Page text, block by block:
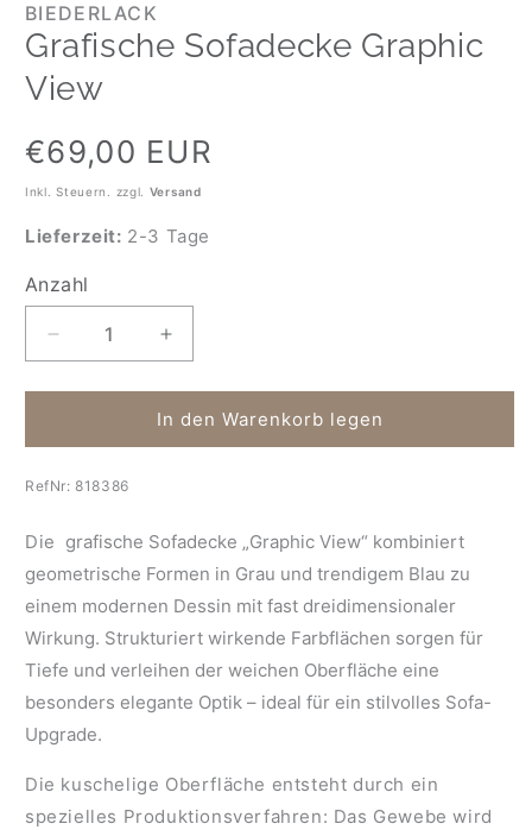
BIEDERLACK
Grafische Sofadecke Graphic
View
Normaler
Preis
€69,00 EUR
Inkl. Steuern. zzgl. Versand
Lieferzeit: 2-3 Tage
Anzahl
Anzahl
Verringere
die
Menge
Grafische
Graphic
Erhöhe
die
Menge
für
Grafische
In den Warenkorb legen
RefNr:818386
Die grafische Sofadecke „Graphic View“kombiniert
geometrische Formen in Grau und trendigem Blau zu
einem modernen Dessin mit fast dreidimensionaler
Wirkung. Strukturiert wirkende Farbflächen sorgen für
Tiefe und verleihen der weichen Oberfläche eine
besonders elegante Optik – ideal für ein stilvolles Sofa-
Upgrade.
Die kuschelige Oberfläche entsteht durch ein
spezielles Produktionsverfahren: Das Gewebe wird